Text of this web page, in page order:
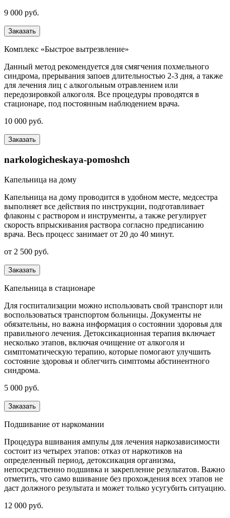
9 000 руб.
Заказать
Комплекс «Быстрое вытрезвление»
Данный метод рекомендуется для смягчения похмельного
синдрома, прерывания запоев длительностью 2-3 дня, а также
для лечения лиц с алкогольным отравлением или
передозировкой алкоголя. Все процедуры проводятся в
стационаре, под постоянным наблюдением врача.
10 000 руб.
Заказать
narkologicheskaya-pomoshch
Капельница на дому
Капельница на дому проводится в удобном месте, медсестра
выполняет все действия по инструкции, подготавливает
флаконы с раствором и инструменты, а также регулирует
скорость впрыскивания раствора согласно предписанию
врача. Весь процесс занимает от 20 до 40 минут.
от 2 500 руб.
Заказать
Капельница в стационаре
Для госпитализации можно использовать свой транспорт или
воспользоваться транспортом больницы. Документы не
обязательны, но важна информация о состоянии здоровья для
правильного лечения. Детоксикационная терапия включает
несколько этапов, включая очищение от алкоголя и
симптоматическую терапию, которые помогают улучшить
состояние здоровья и облегчить симптомы абстинентного
синдрома.
5 000 руб.
Заказать
Подшивание от наркомании
Процедура вшивания ампулы для лечения наркозависимости
состоит из четырех этапов: отказ от наркотиков на
определенный период, детоксикация организма,
непосредственно подшивка и закрепление результатов. Важно
отметить, что само вшивание без прохождения всех этапов не
даст должного результата и может только усугубить ситуацию.
12 000 руб.